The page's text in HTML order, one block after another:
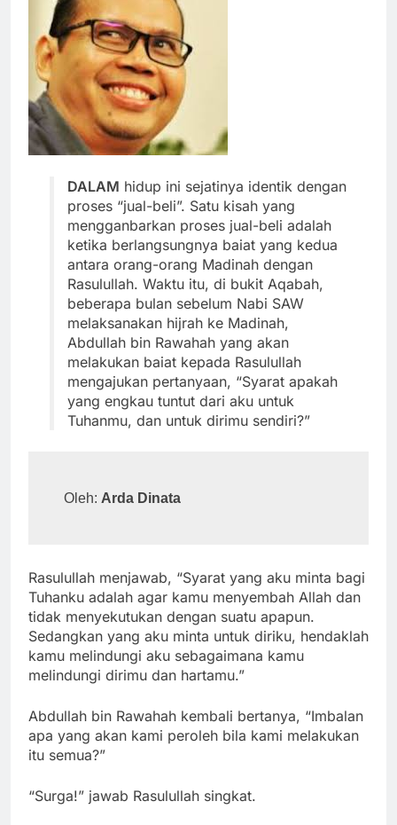
DALAM hidup ini sejatinya identik dengan
proses “jual-beli”. Satu kisah yang
mengganbarkan proses jual-beli adalah
ketika berlangsungnya baiat yang kedua
antara orang-orang Madinah dengan
Rasulullah. Waktu itu, di bukit Aqabah,
beberapa bulan sebelum Nabi SAW
melaksanakan hijrah ke Madinah,
Abdullah bin Rawahah yang akan
melakukan baiat kepada Rasulullah
mengajukan pertanyaan, “Syarat apakah
yang engkau tuntut dari aku untuk
Tuhanmu, dan untuk dirimu sendiri?”
Oleh: Arda Dinata
Rasulullah menjawab, “Syarat yang aku minta bagi
Tuhanku adalah agar kamu menyembah Allah dan
tidak menyekutukan dengan suatu apapun.
Sedangkan yang aku minta untuk diriku, hendaklah
kamu melindungi aku sebagaimana kamu
melindungi dirimu dan hartamu.”
Abdullah bin Rawahah kembali bertanya, “Imbalan
apa yang akan kami peroleh bila kami melakukan
itu semua?”
“Surga!” jawab Rasulullah singkat.